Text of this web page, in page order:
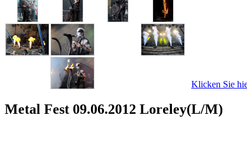
Klicken Sie
Metal Fest 09.06.2012 Loreley(L/M)